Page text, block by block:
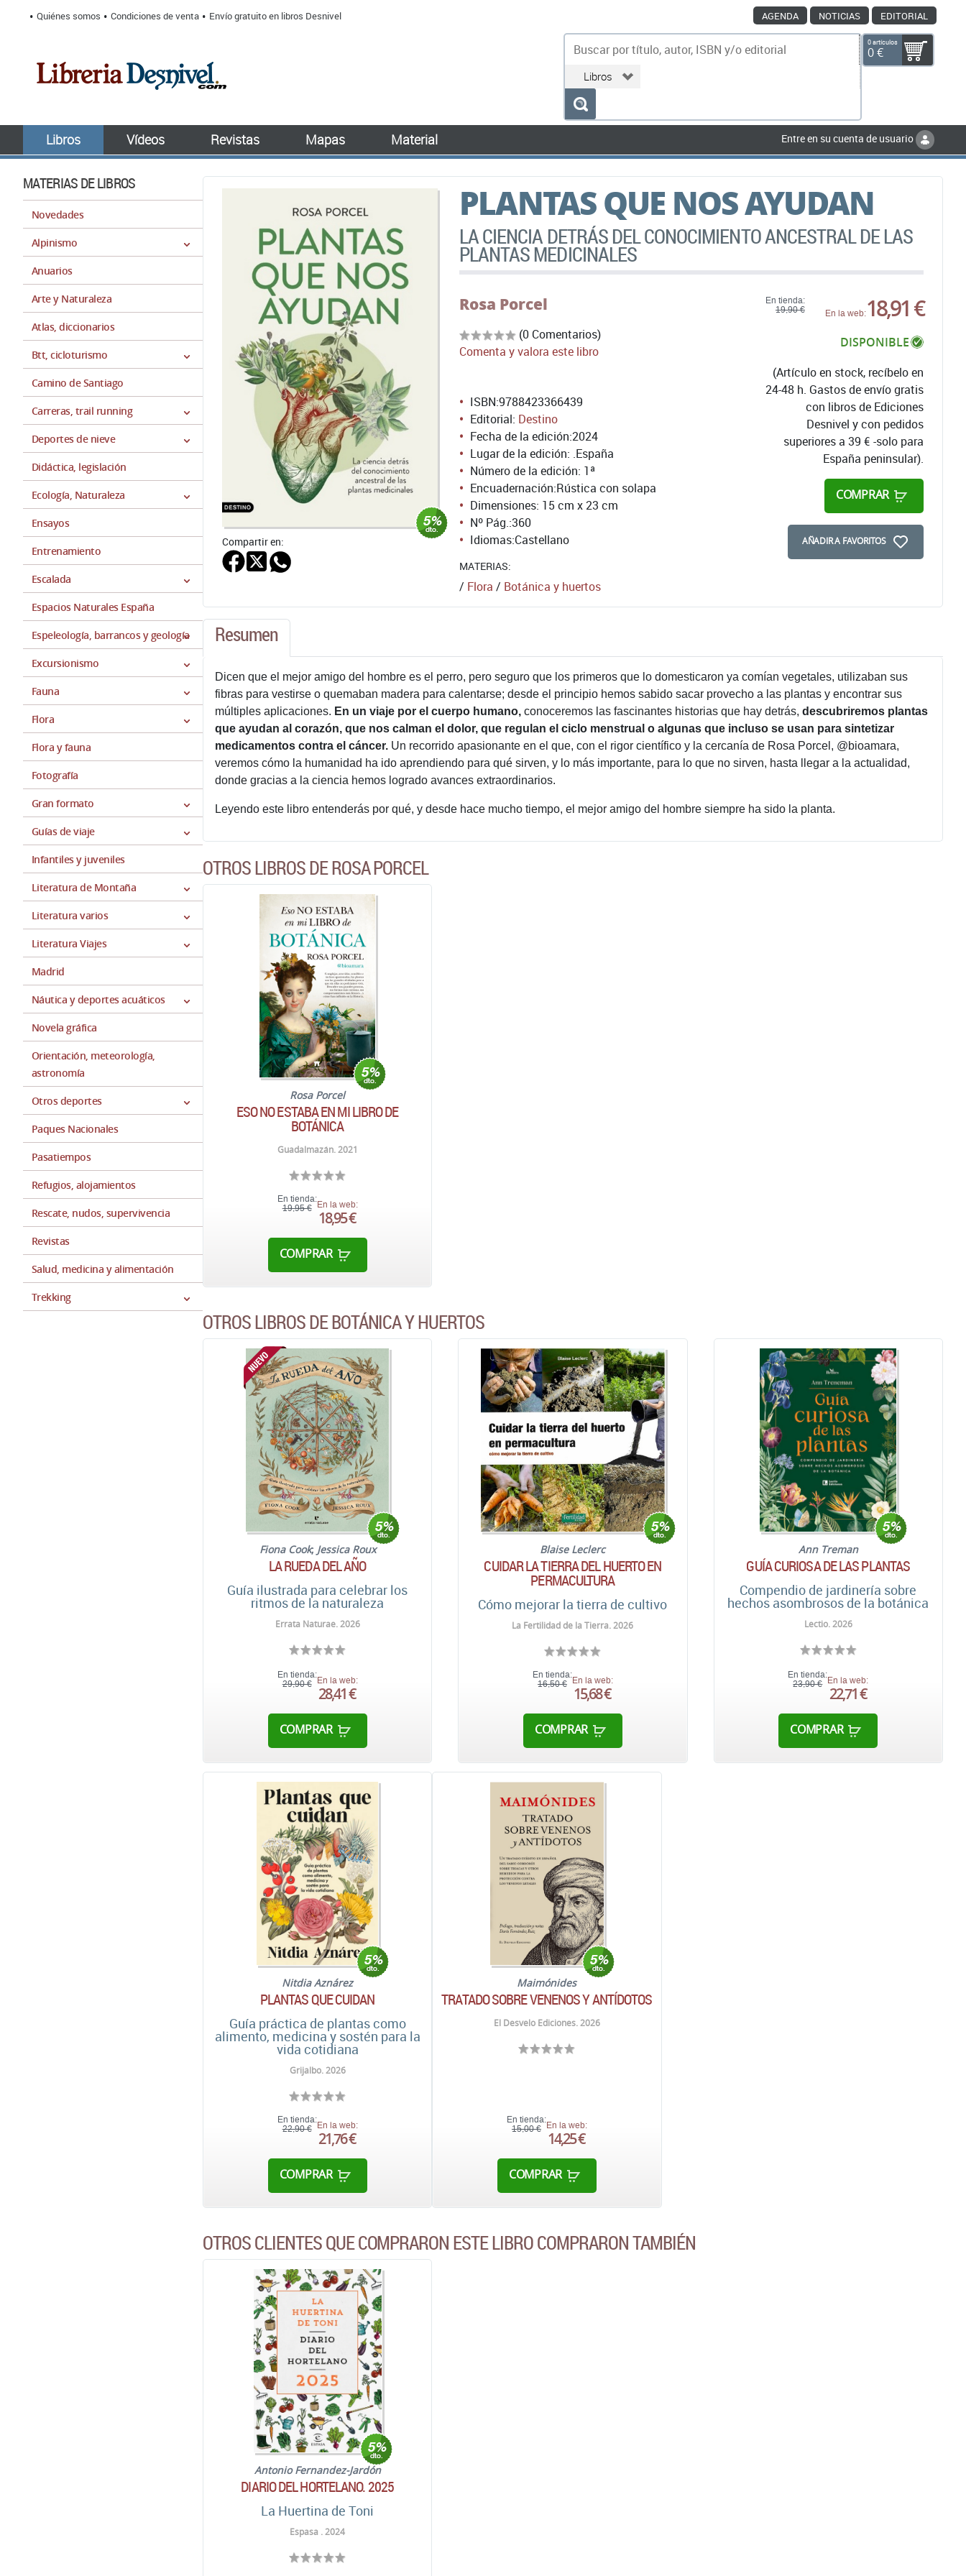
Quiénes somos Condiciones de venta Envío gratuito en libros Desnivel AGENDA NOTICIAS EDITORIAL
0 artículos
0 €
Libros Vídeos Revistas Mapas Material Entre en su cuenta de usuario
MATERIAS DE LIBROS
Novedades
Alpinismo
Anuarios
Arte y Naturaleza
Atlas, diccionarios
Btt, cicloturismo
Camino de Santiago
Carreras, trail running
Deportes de nieve
Didáctica, legislación
Ecología, Naturaleza
Ensayos
Entrenamiento
Escalada
Espacios Naturales España
Espeleología, barrancos y geología
Excursionismo
Fauna
Flora
Flora y fauna
Fotografía
Gran formato
Guías de viaje
Infantiles y juveniles
Literatura de Montaña
Literatura varios
Literatura Viajes
Madrid
Náutica y deportes acuáticos
Novela gráfica
Orientación, meteorología,
astronomía
Otros deportes
Paques Nacionales
Pasatiempos
Refugios, alojamientos
Rescate, nudos, supervivencia
Revistas
Salud, medicina y alimentación
Trekking
PLANTAS QUE NOS AYUDAN
LA CIENCIA DETRÁS DEL CONOCIMIENTO ANCESTRAL DE LAS
PLANTAS MEDICINALES
Compartir en:
Rosa Porcel
(0 Comentarios)
Comenta y valora este libro
En tienda:
19,90 €
En la web:18,91 €
DISPONIBLE
(Artículo en stock, recíbelo en
24-48 h. Gastos de envío gratis
con libros de Ediciones
Desnivel y con pedidos
superiores a 39 € -solo para
España peninsular).
COMPRAR
AÑADIR A FAVORITOS
ISBN:9788423366439
Editorial: Destino
Fecha de la edición:2024
Lugar de la edición: .España
Número de la edición: 1ª
Encuadernación:Rústica con solapa
Dimensiones: 15 cm x 23 cm
Nº Pág.:360
Idiomas:Castellano
MATERIAS:
/ Flora / Botánica y huertos
Resumen
Dicen que el mejor amigo del hombre es el perro, pero seguro que los primeros que lo domesticaron ya comían vegetales, utilizaban sus
fibras para vestirse o quemaban madera para calentarse; desde el principio hemos sabido sacar provecho a las plantas y encontrar sus
múltiples aplicaciones. En un viaje por el cuerpo humano, conoceremos las fascinantes historias que hay detrás, descubriremos plantas
que ayudan al corazón, que nos calman el dolor, que regulan el ciclo menstrual o algunas que incluso se usan para sintetizar
medicamentos contra el cáncer. Un recorrido apasionante en el que, con el rigor científico y la cercanía de Rosa Porcel, @bioamara,
veremos cómo la humanidad ha ido aprendiendo para qué sirven, y lo más importante, para lo que no sirven, hasta llegar a la actualidad,
donde gracias a la ciencia hemos logrado avances extraordinarios.
Leyendo este libro entenderás por qué, y desde hace mucho tiempo, el mejor amigo del hombre siempre ha sido la planta.
OTROS LIBROS DE ROSA PORCEL
Rosa Porcel
ESO NO ESTABA EN MI LIBRO DE
BOTÁNICA
Guadalmazán. 2021
En tienda:
19,95 € En la web:
18,95 €
COMPRAR
OTROS LIBROS DE BOTÁNICA Y HUERTOS
Fiona Cook; Jessica Roux
LA RUEDA DEL AÑO
Guía ilustrada para celebrar los
ritmos de la naturaleza
Errata Naturae. 2026
En tienda:
29,90 € En la web:
28,41 €
COMPRAR
Blaise Leclerc
CUIDAR LA TIERRA DEL HUERTO EN
PERMACULTURA
Cómo mejorar la tierra de cultivo
La Fertilidad de la Tierra. 2026
En tienda:
16,50 € En la web:
15,68 €
COMPRAR
Ann Treman
GUÍA CURIOSA DE LAS PLANTAS
Compendio de jardinería sobre
hechos asombrosos de la botánica
Lectio. 2026
En tienda:
23,90 €
En la web:
22,71 €
COMPRAR
Nitdia Aznárez
PLANTAS QUE CUIDAN
Guía práctica de plantas como
alimento, medicina y sostén para la
vida cotidiana
Grijalbo. 2026
En tienda:
22,90 € En la web:
21,76 €
COMPRAR
Maimónides
TRATADO SOBRE VENENOS Y ANTÍDOTOS
El Desvelo Ediciones. 2026
En tienda:
15,00 € En la web:
14,25 €
COMPRAR
OTROS CLIENTES QUE COMPRARON ESTE LIBRO COMPRARON TAMBIÉN
Antonio Fernandez-Jardón
DIARIO DEL HORTELANO. 2025
La Huertina de Toni
Espasa . 2024